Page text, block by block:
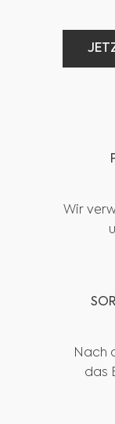
Wir
Nach
das